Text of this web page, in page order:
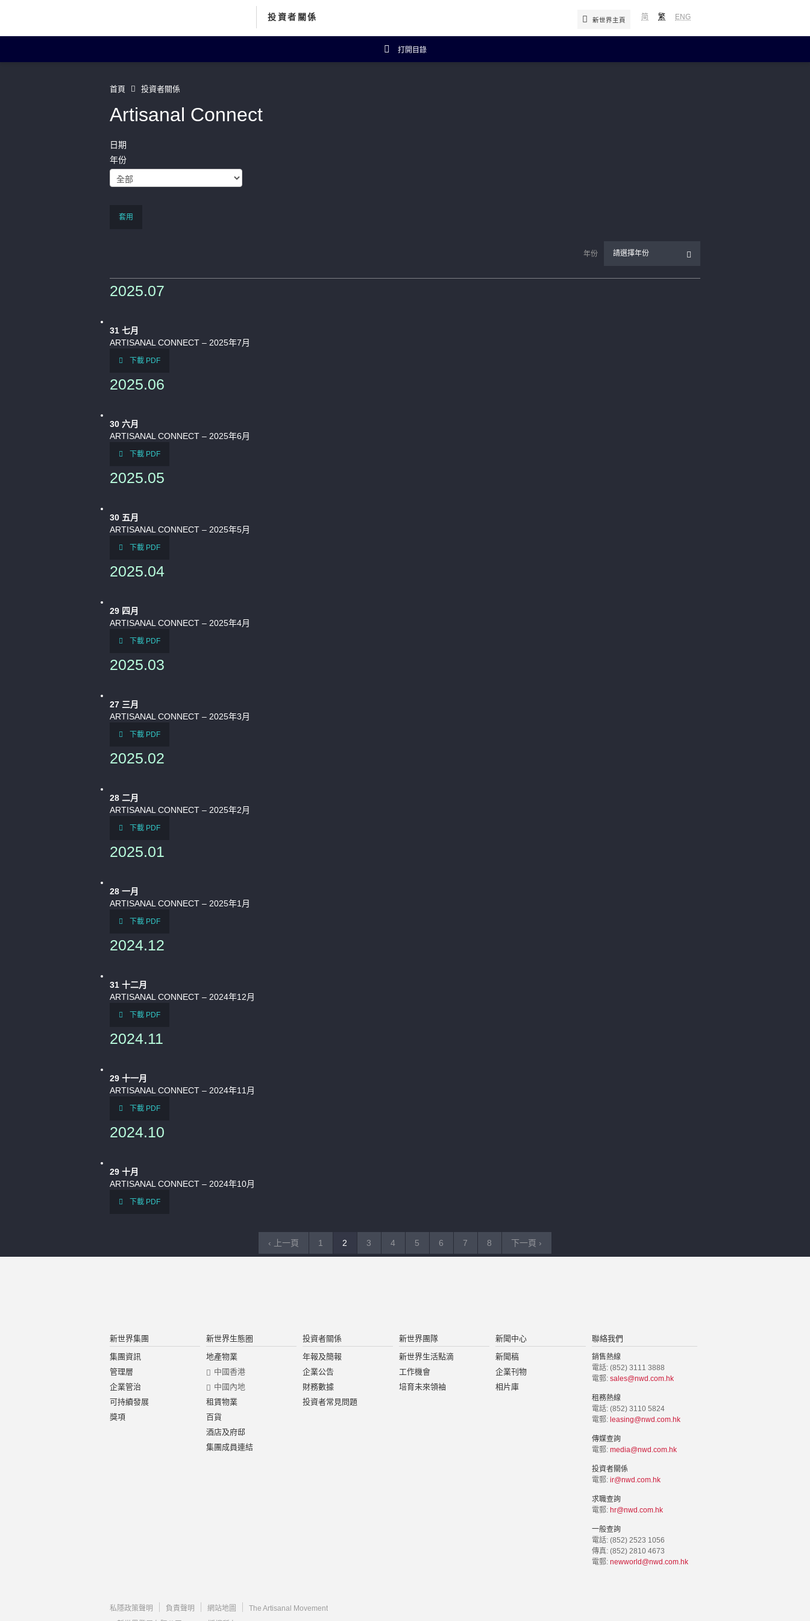
ENG
繁
简
投資者關係 新世界主頁
打開目錄
企業資料
董事簡歷
首頁 投資者關係
Artisanal Connect
日期
年份
套用
年份 請選擇年份
2025.07
31 七月
ARTISANAL CONNECT – 2025年7月
下載 PDF
2025.06
30 六月
ARTISANAL CONNECT – 2025年6月
下載 PDF
2025.05
30 五月
ARTISANAL CONNECT – 2025年5月
下載 PDF
2025.04
29 四月
ARTISANAL CONNECT – 2025年4月
下載 PDF
2025.03
27 三月
ARTISANAL CONNECT – 2025年3月
下載 PDF
2025.02
28 二月
ARTISANAL CONNECT – 2025年2月
下載 PDF
2025.01
28 一月
ARTISANAL CONNECT – 2025年1月
下載 PDF
2024.12
31 十二月
ARTISANAL CONNECT – 2024年12月
下載 PDF
2024.11
29 十一月
ARTISANAL CONNECT – 2024年11月
下載 PDF
2024.10
29 十月
ARTISANAL CONNECT – 2024年10月
下載 PDF
‹ 上一頁 1 2 3 4 5 6 7 8 下一頁 ›
新世界集團
集團資訊
管理層
企業管治
可持續發展
獎項
新世界生態圈
地產物業
中國香港
中國內地
租賃物業
百貨
酒店及府邸
集團成員連結
投資者關係
年報及簡報
企業公告
財務數據
投資者常見問題
新世界團隊
新世界生活點滴
工作機會
培育未來領袖
新聞中心
新聞稿
企業刊物
相片庫
聯絡我們
銷售熱線
電話: (852) 3111 3888
電郵: sales@nwd.com.hk
租務熱線
電話: (852) 3110 5824
電郵: leasing@nwd.com.hk
傳媒查詢
電郵: media@nwd.com.hk
投資者關係
電郵: ir@nwd.com.hk
求職查詢
電郵: hr@nwd.com.hk
一般查詢
電話: (852) 2523 1056
傳真: (852) 2810 4673
電郵: newworld@nwd.com.hk
私隱政策聲明 負責聲明 網站地圖
The Artisanal Movement